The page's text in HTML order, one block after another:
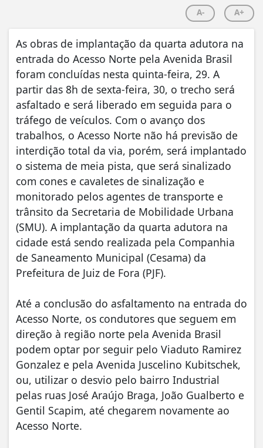
A- A+
As obras de implantação da quarta adutora na
entrada do Acesso Norte pela Avenida Brasil
foram concluídas nesta quinta-feira, 29. A
partir das 8h de sexta-feira, 30, o trecho será
asfaltado e será liberado em seguida para o
tráfego de veículos. Com o avanço dos
trabalhos, o Acesso Norte não há previsão de
interdição total da via, porém, será implantado
o sistema de meia pista, que será sinalizado
com cones e cavaletes de sinalização e
monitorado pelos agentes de transporte e
trânsito da Secretaria de Mobilidade Urbana
(SMU). A implantação da quarta adutora na
cidade está sendo realizada pela Companhia
de Saneamento Municipal (Cesama) da
Prefeitura de Juiz de Fora (PJF).
Até a conclusão do asfaltamento na entrada do
Acesso Norte, os condutores que seguem em
direção à região norte pela Avenida Brasil
podem optar por seguir pelo Viaduto Ramirez
Gonzalez e pela Avenida Juscelino Kubitschek,
ou, utilizar o desvio pelo bairro Industrial
pelas ruas José Araújo Braga, João Gualberto e
Gentil Scapim, até chegarem novamente ao
Acesso Norte.